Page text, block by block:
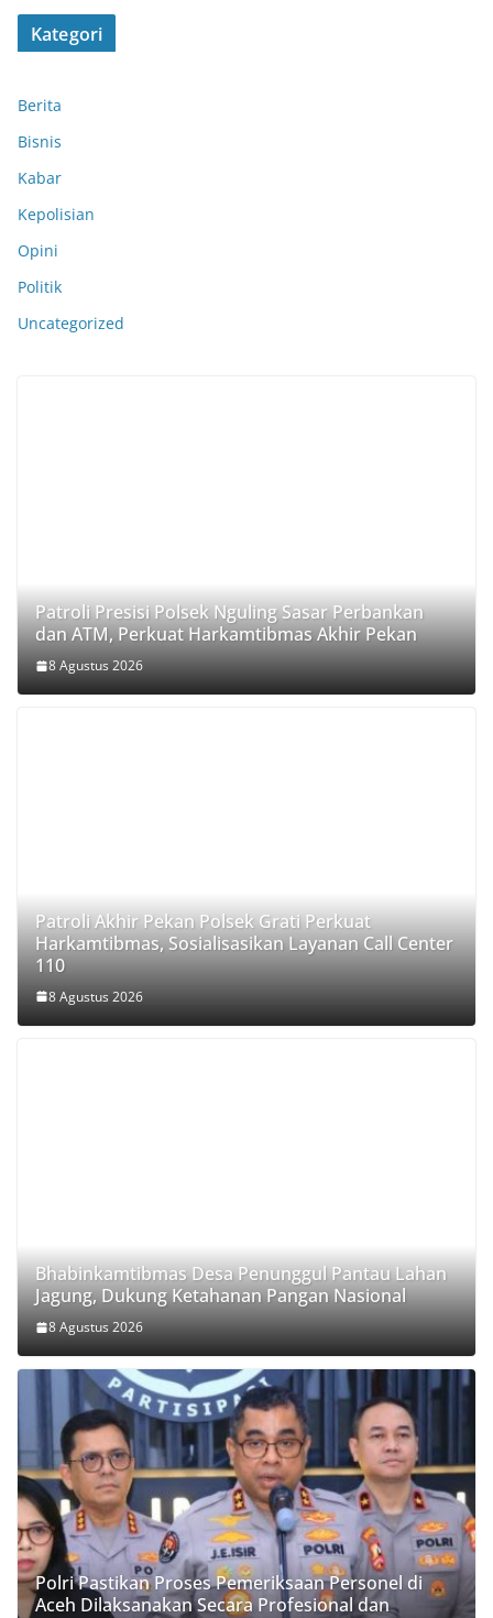
Kategori
Berita
Bisnis
Kabar
Kepolisian
Opini
Politik
Uncategorized
Patroli Presisi Polsek Nguling Sasar Perbankan
dan ATM, Perkuat Harkamtibmas Akhir Pekan
8 Agustus 2026
Patroli Akhir Pekan Polsek Grati Perkuat
Harkamtibmas, Sosialisasikan Layanan Call Center
110
8 Agustus 2026
Bhabinkamtibmas Desa Penunggul Pantau Lahan
Jagung, Dukung Ketahanan Pangan Nasional
8 Agustus 2026
Polri Pastikan Proses Pemeriksaan Personel di
Aceh Dilaksanakan Secara Profesional dan